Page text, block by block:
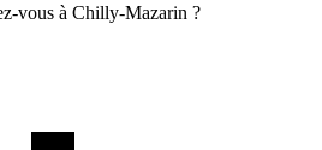
vous à Chilly-Mazarin ?